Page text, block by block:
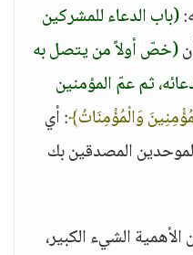
(باب الدعاء للمشركين
(خصّ أولاً من يتصل به
ثم عمّ المؤمنين
وَالْمُؤْمِنَاتُ﴾: أي
المصدقين بك
الشيء الكبير،